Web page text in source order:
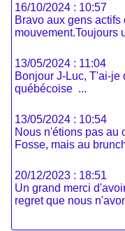
16/10/2024 : 10:57
Bravo aux gens
mouvement.Toujours
13/05/2024 : 11:04
Bonjour J-Luc, T'ai-je
québécoise ...
13/05/2024 : 10:54
Nous n'étions pas au
Fosse, mais au
20/12/2023 : 18:51
Un grand merci
regret que nous